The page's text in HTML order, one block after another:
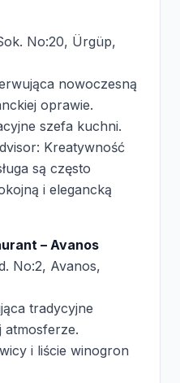
No:20, Ürgüp,
nowoczesną
oprawie.
szefa kuchni.
Kreatywność
są często
i elegancką
– Avanos
No:2, Avanos,
tradycyjne
atmosferze.
i liście winogron